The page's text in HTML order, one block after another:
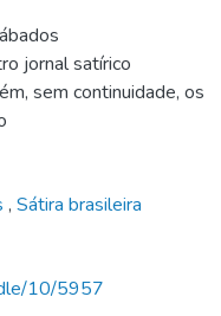
jornal satírico
sem continuidade, os
, Sátira brasileira
10/5957